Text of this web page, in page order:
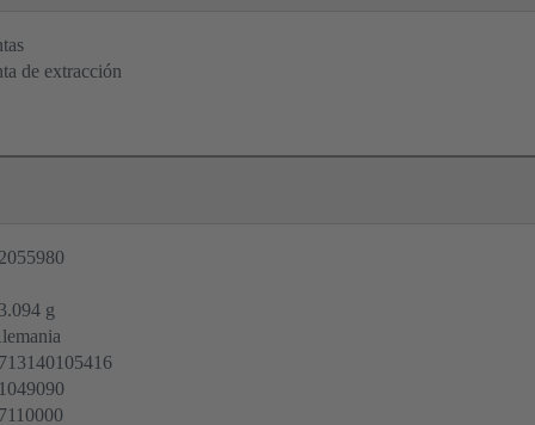
de extracción
g